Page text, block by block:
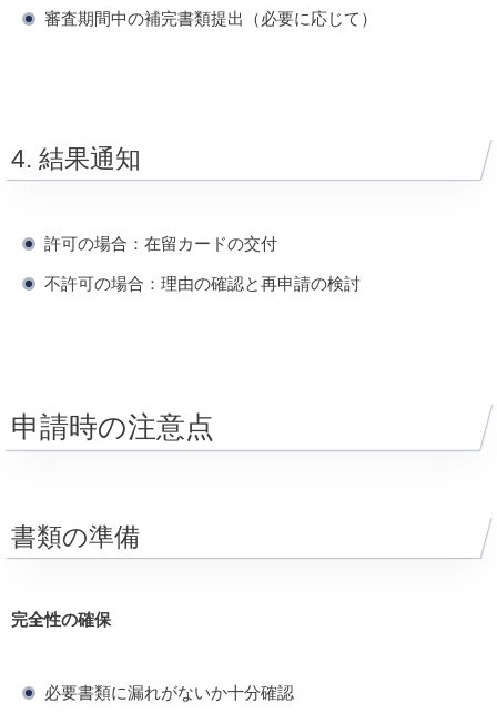
審査期間中の補完書類提出（必要に応じて）
4. 結果通知
許可の場合：在留カードの交付
不許可の場合：理由の確認と再申請の検討
申請時の注意点
書類の準備
完全性の確保
必要書類に漏れがないか十分確認